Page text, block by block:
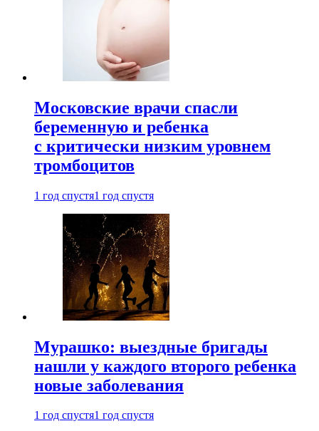
Московские врачи спасли
беременную и ребенка
с критически низким уровнем
тромбоцитов
1 год спустя1 год спустя
Мурашко: выездные бригады
нашли у каждого второго ребенка
новые заболевания
1 год спустя1 год спустя